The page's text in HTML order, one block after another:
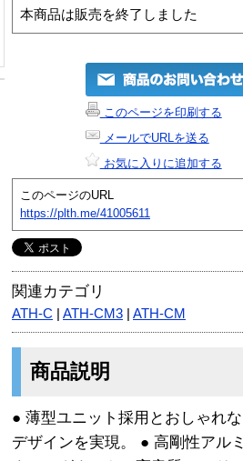
本商品は販売を終了しました
このページを印刷する
メールでURLを送る
お気に入りに追加する
このページのURL
https://plth.me/41005611
関連カテゴリ
ATH-C ATH-CM3 ATH-CM
商品説明
● 薄型ユニット採用とおしゃれ
デザインを実現。 ● 高剛性アル